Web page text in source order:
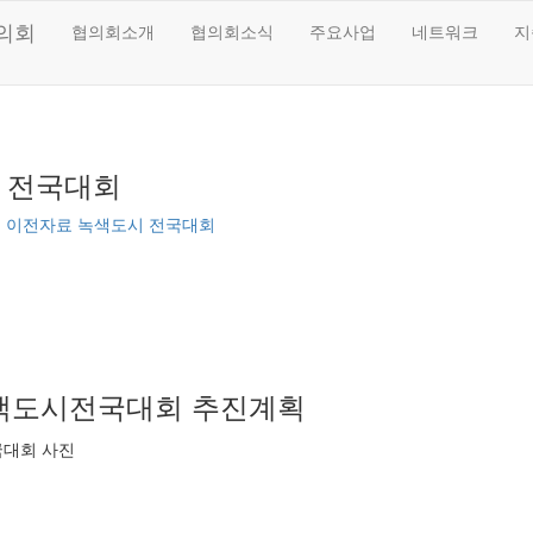
회 협의회소개 협의회소식 주요사업 네트워크
국대회
이전자료 녹색도시 전국대회
도시전국대회 추진계획